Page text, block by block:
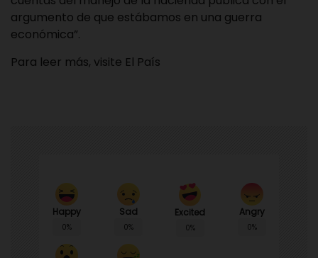
argumento de que estábamos en una guerra
económica”.
Para leer más, visite El País
Happy
0%
Sad
0%
Excited
0%
Angry
0%